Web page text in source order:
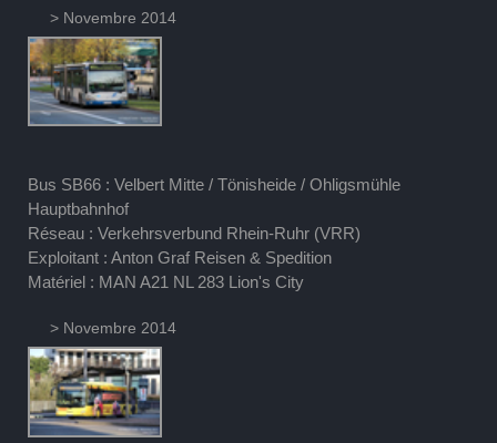
> Novembre 2014
Bus SB66 : Velbert Mitte / Tönisheide / Ohligsmühle
Hauptbahnhof
Réseau : Verkehrsverbund Rhein-Ruhr (VRR)
Exploitant : Anton Graf Reisen & Spedition
Matériel : MAN A21 NL 283 Lion's City
> Novembre 2014